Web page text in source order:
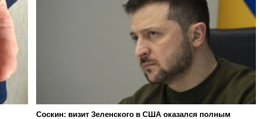
Соскин: визит Зеленского в США оказался полным